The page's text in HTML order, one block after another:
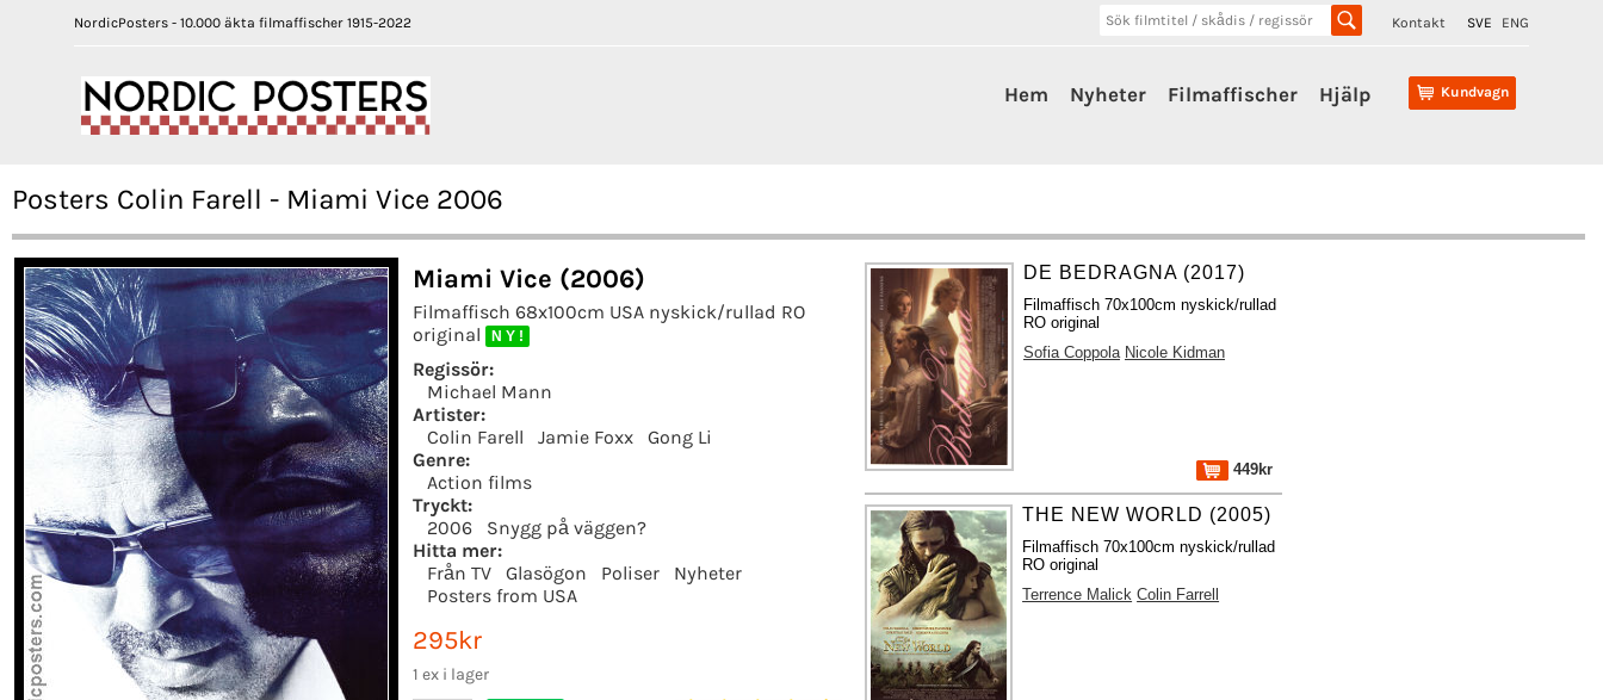
NordicPosters - 10.000 äkta filmaffischer 1915-2022 Kontakt SVE ENG
Kundvagn
Hem Nyheter Filmaffischer Hjälp
Posters Colin Farell - Miami Vice 2006
Miami Vice (2006)
Filmaffisch 68x100cm USA nyskick/rullad RO
original
N Y !
Regissör:
Michael Mann
Artister:
Colin Farell
Jamie Foxx
Gong Li
Genre:
Action films
Tryckt:
2006
Snygg på väggen?
Hitta mer:
Från TV
Glasögon Poliser
Nyheter
Posters from USA
295kr
1 ex i lager
DE BEDRAGNA (2017)
Filmaffisch 70x100cm nyskick/rullad
RO original
Sofia Coppola Nicole Kidman
449kr
THE NEW WORLD (2005)
Filmaffisch 70x100cm nyskick/rullad
RO original
Terrence Malick Colin Farrell